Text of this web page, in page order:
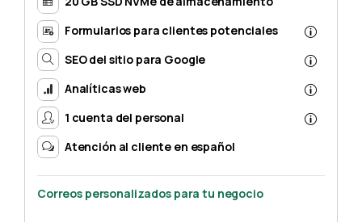
Formularios para clientes potenciales
SEO del sitio para Google
Analíticas web
1 cuenta del personal
Atención al cliente en español
Correos personalizados para tu negocio